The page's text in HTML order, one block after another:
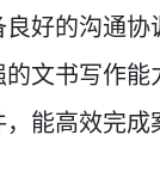
好的沟通
文书写作
能高效完